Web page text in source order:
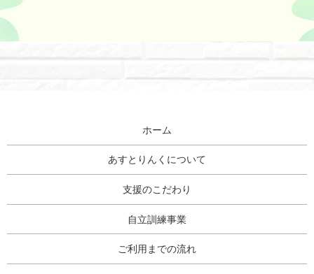
ホーム
あすとりんくについて
支援のこだわり
自立訓練事業
ご利用までの流れ